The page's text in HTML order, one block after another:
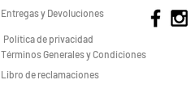
Entregas y Devoluciones
Política de privacidad
Términos Generales y Condiciones
Libro de reclamaciones